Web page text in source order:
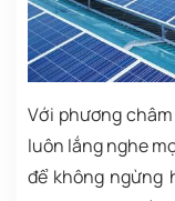
Với phương
luôn lắng nghe
để không ngừng